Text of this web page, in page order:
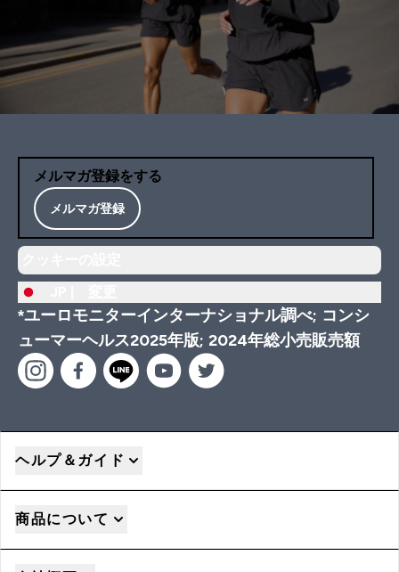
メルマガ登録をする
メルマガ登録
*ユーロモニターインターナショナル調べ; コンシ
ューマーヘルス2025年版; 2024年総小売販売額
ヘルプ＆ガイド
商品について